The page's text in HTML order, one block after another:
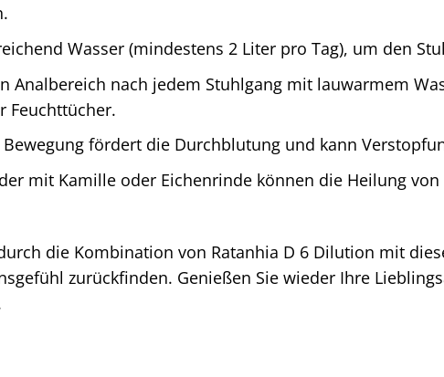
Wasser (mindestens 2 Liter pro Tag), um den
Analbereich nach jedem Stuhlgang mit lauwarmem
Feuchttücher.
Bewegung fördert die Durchblutung und kann
mit Kamille oder Eichenrinde können die Heilung
die Kombination von Ratanhia D 6 Dilution mit
zurückfinden. Genießen Sie wieder Ihre